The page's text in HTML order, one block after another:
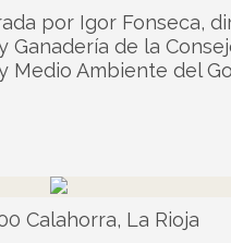
por Igor Fonseca,
Ganadería de la
Medio Ambiente del
Calahorra, La Rioja